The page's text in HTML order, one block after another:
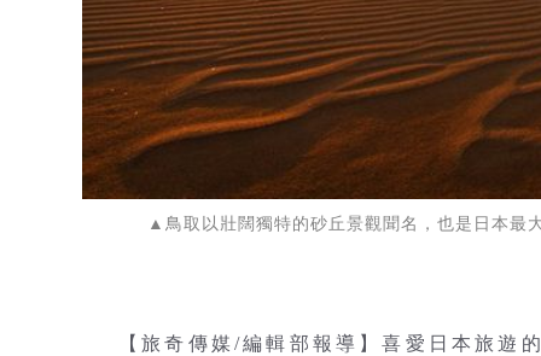
▲鳥取以壯闊獨特的砂丘景觀聞名，也是日本
【旅奇傳媒/編輯部報導】喜愛日本旅